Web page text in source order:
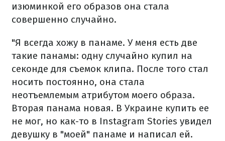
изюминкой его образов она стала
совершенно случайно.
"Я всегда хожу в панаме. У меня есть две
такие панамы: одну случайно купил на
секонде для съемок клипа. После того стал
носить постоянно, она стала
неотъемлемым атрибутом моего образа.
Вторая панама новая. В Украине купить ее
не мог, но как-то в Instagram Stories увидел
девушку в "моей" панаме и написал ей.